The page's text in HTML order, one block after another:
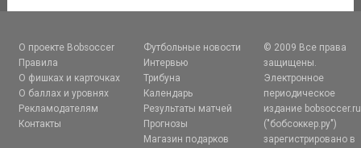
О проекте Bobsoccer
Правила
О фишках и карточках
О баллах и уровнях
Рекламодателям
Контакты
Футбольные новости
Интервью
Трибуна
Календарь
Результаты матчей
Прогнозы
Магазин подарков
© 2009 Все права
защищены.
Электронное
периодическое
издание bobsoccer.ru
("бобсоккер.ру")
зарегистрировано в